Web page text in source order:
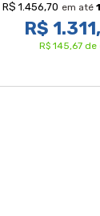
R$ 1.456,70 em até
R$
R$ 145,67